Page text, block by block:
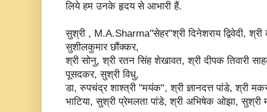
लिये हम उनके हृदय से आभारी हैं.
सुश्री , M.A.Sharma"सेहर"श्री दिनेशराय द्विवेदी,
सुशीलकुमार छौंक्कर,
श्री सोनु, श्री रतन सिंह शेखावत, श्री दीपक तिवारी
पूसदकर, सुश्री विधु,
डा, रुपचंद्र शाश्त्री "मयंक", श्री ज्ञानदत्त पांडे, श्री
भाटिया, सुश्री प्रेमलता पांडे, श्री अभिषेक ओझा,